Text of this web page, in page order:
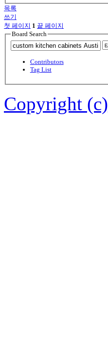
목록
쓰기
첫 페이지 1 끝 페이지
Board Search
Contributors
Tag List
Copyright (c)